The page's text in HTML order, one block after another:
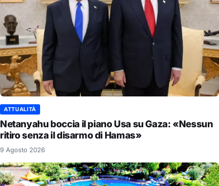
ATTUALITÀ
Netanyahu boccia il piano Usa su Gaza: «Nessun
ritiro senza il disarmo di Hamas»
9 Agosto 2026